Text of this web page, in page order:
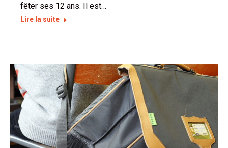
fêter ses 12 ans. Il est…
Lire la suite